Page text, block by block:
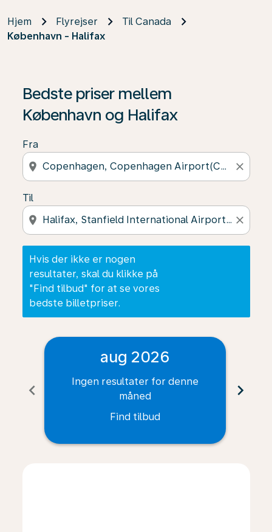
Hjem Flyrejser
Til Canada
København - Halifax
Bedste priser mellem
København og Halifax
Fra
location_on close
Til
location_on close
Hvis der ikke er nogen
resultater, skal du klikke på
"Find tilbud" for at se vores
bedste billetpriser.
Hvis der ikke er nogen resultater, skal du klikke på
chevron_left
aug 2026
Ingen resultater for denne
måned
Find tilbud
chevron_right